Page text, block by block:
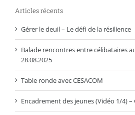
Articles récents
Gérer le deuil – Le défi de la résilience
Balade rencontres entre célibataires
28.08.2025
Table ronde avec CESACOM
Encadrement des jeunes (Vidéo 1/4)